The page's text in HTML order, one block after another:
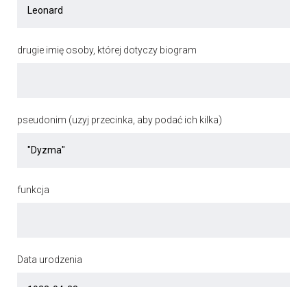
drugie imię osoby, której dotyczy biogram
pseudonim (uzyj przecinka, aby podać ich kilka)
funkcja
Data urodzenia